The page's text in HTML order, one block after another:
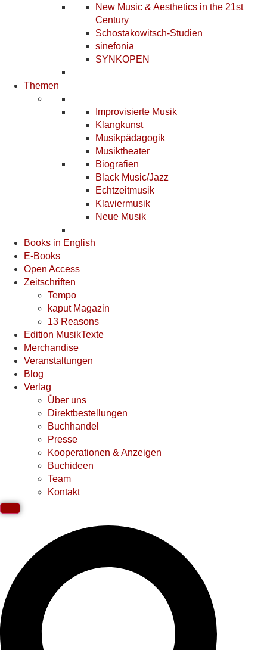
New Music & Aesthetics in the 21st
Century
Schostakowitsch-Studien
sinefonia
SYNKOPEN
Themen
Improvisierte Musik
Klangkunst
Musikpädagogik
Musiktheater
Biografien
Black Music/Jazz
Echtzeitmusik
Klaviermusik
Neue Musik
Books in English
E-Books
Open Access
Zeitschriften
Tempo
kaput Magazin
13 Reasons
Edition MusikTexte
Merchandise
Veranstaltungen
Blog
Verlag
Über uns
Direktbestellungen
Buchhandel
Presse
Kooperationen & Anzeigen
Buchideen
Team
Kontakt